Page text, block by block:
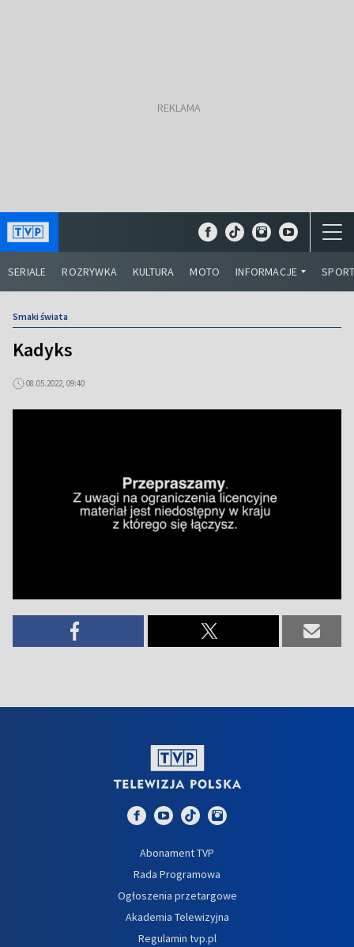
SERIALE ROZRYWKA KULTURA MOTO INFORMACJE
Smaki świata
Kadyks
08.05.2022, 09:40
Abonament TVP
Rada Programowa
Ogłoszenia przetargowe
Akademia Telewizyjna
Regulamin tvp.pl